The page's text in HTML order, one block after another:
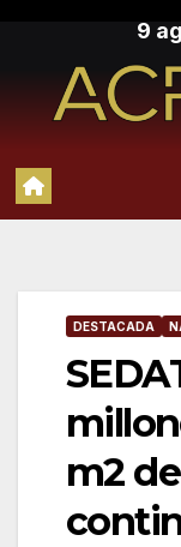
contenido
9
DESTACADA
m2